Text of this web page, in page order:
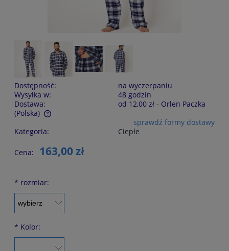
Dostępność:
na wyczerpaniu
Wysyłka w:
48 godzin
Dostawa:
od 12,00 zł - Orlen Paczka
(Polska)
Cena nie zawiera ewentualnych kosztów płatności
sprawdź formy dostawy
Kategoria:
Ciepłe
Cena: 163,00 zł
* rozmiar:
* Kolor: